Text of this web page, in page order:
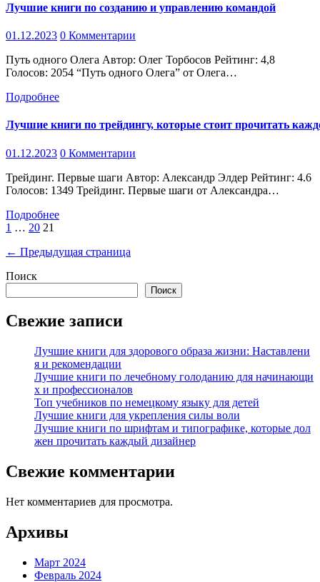
Лучшие книги по созданию и управлению командой
01.12.2023 0 Комментарии
Путь одного Олега Автор: Олег Торбосов Рейтинг: 4,8
Голосов: 2054 “Путь одного Олега” от Олега…
Подробнее
Лучшие книги по трейдингу, которые стоит прочитать
01.12.2023 0 Комментарии
Трейдинг. Первые шаги Автор: Александр Элдер Рейтинг: 4.6
Голосов: 1349 Трейдинг. Первые шаги от Александра…
Подробнее
Пагинация
записей
1 … 20 21
← Предыдущая страница
Поиск
Поиск
Свежие записи
Лучшие книги для здорового образа жизни: Наставлени
я и рекомендации
Лучшие книги по лечебному голоданию для начинающи
х и профессионалов
Топ учебников по немецкому языку для детей
Лучшие книги для укрепления силы воли
Лучшие книги по шрифтам и типографике, которые дол
жен прочитать каждый дизайнер
Свежие комментарии
Нет комментариев для просмотра.
Архивы
Март 2024
Февраль 2024